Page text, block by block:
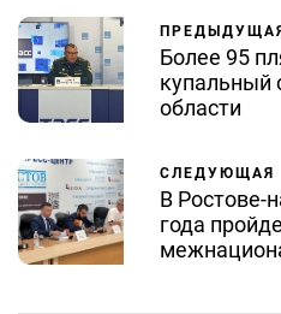
Более 95
купальный
области
СЛЕДУЮЩАЯ
В Ростове-
года